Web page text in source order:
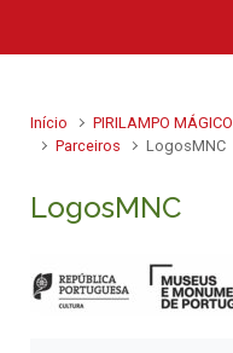
Início PIRILAMPO MÁGICO
Parceiros
LogosMNC
LogosMNC